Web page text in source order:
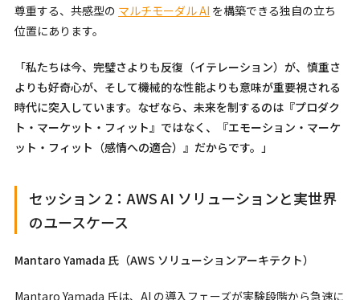
尊重する、共感型の マルチモーダル AI を構築できる独自の立ち
位置にあります。
「私たちは今、完璧さよりも反復（イテレーション）が、慎重さ
よりも好奇心が、そして機械的な性能よりも意味が重要視される
時代に突入しています。なぜなら、未来を制するのは『プロダク
ト・マーケット・フィット』ではなく、『エモーション・マーケ
ット・フィット（感情への適合）』だからです。」
セッション 2：AWS AI ソリューションと実世界
のユースケース
Mantaro Yamada 氏（AWS ソリューションアーキテクト）
Mantaro Yamada 氏は、AI の導入フェーズが実験段階から急速に